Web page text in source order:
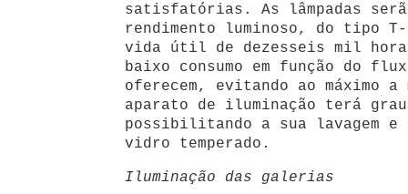
satisfatórias. As lâmpadas
rendimento luminoso, do tipo
vida útil de dezesseis mil horas
baixo consumo em função do
oferecem, evitando ao máximo a
aparato de iluminação terá
possibilitando a sua lavagem
vidro temperado.
Iluminação das galerias